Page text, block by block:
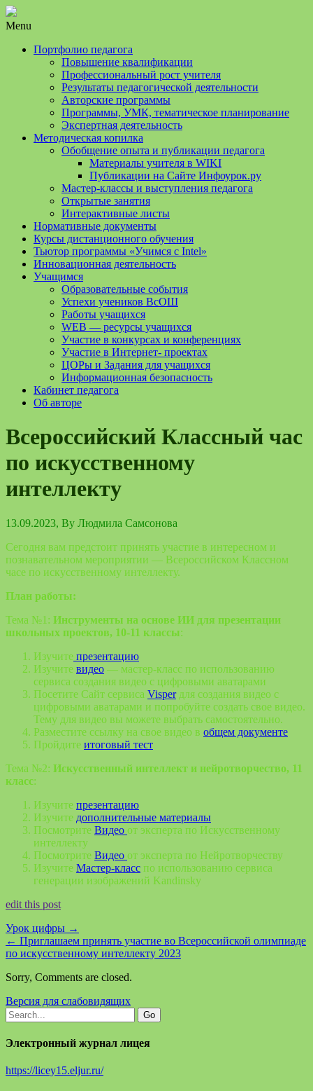
Menu
Портфолио педагога
Повышение квалификации
Профессиональный рост учителя
Результаты педагогической деятельности
Авторские программы
Программы, УМК, тематическое планирование
Экспертная деятельность
Методическая копилка
Обобщение опыта и публикации педагога
Материалы учителя в WIKI
Публикации на Сайте Инфоурок.ру
Мастер-классы и выступления педагога
Открытые занятия
Интерактивные листы
Нормативные документы
Курсы дистанционного обучения
Тьютор программы «Учимся с Intel»
Инновационная деятельность
Учащимся
Образовательные события
Успехи учеников ВсОШ
Работы учащихся
WEB — ресурсы учащихся
Участие в конкурсах и конференциях
Участие в Интернет- проектах
ЦОРы и Задания для учащихся
Информационная безопасность
Кабинет педагога
Об авторе
Всероссийский Классный час
по искусственному
интеллекту
13.09.2023, By Людмила Самсонова
Сегодня вам предстоит принять участие в интересном и
познавательном мероприятии — Всероссийском Классном
часе по искусственному интеллекту.
План работы:
Тема №1: Инструменты на основе ИИ для презентации
школьных проектов, 10-11 классы:
Изучите презентацию
Изучите видео — мастер-класс по использованию
сервиса создания видео с цифровыми аватарами
Посетите Сайт сервиса Visperдля создания видео с
цифровыми аватарами и попробуйте создать свое видео.
Тему для видео вы можете выбрать самостоятельно.
Разместите ссылку на свое видео в общем документе
Пройдите итоговый тест
Тема №2: Искусственный интеллект и нейротворчество, 11
класс:
Изучите презентацию
Изучите дополнительные материалы
Посмотрите Видео от эксперта по Искусственному
интеллекту
Посмотрите Видео от эксперта по Нейротворчеству
Изучите Мастер-класс по использованию сервиса
генерации изображений Kandinsky
edit this post
Урок цифры →
← Приглашаем принять участие во Всероссийской олимпиаде
по искусственному интеллекту 2023
Sorry, Comments are closed.
Версия для слабовидящих
Электронный журнал лицея
https://licey15.eljur.ru/